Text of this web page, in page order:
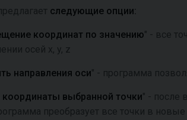
следующие опции:
координат по значению" - все
осей x, y, z
направления оси" - программа
координаты выбранной точки" - после
преобразует все точки в